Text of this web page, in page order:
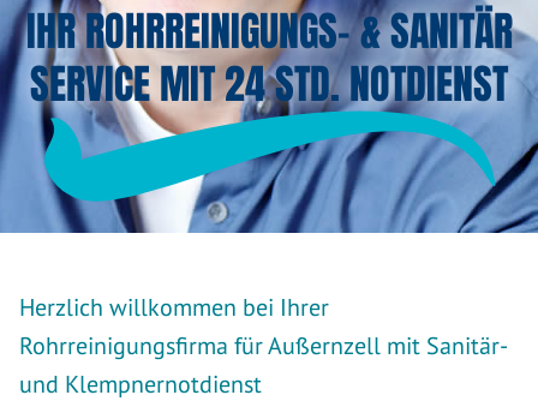
IHR ROHRREINIGUNGS- & SANITÄR
SERVICE MIT 24 STD. NOTDIENST
Herzlich willkommen bei Ihrer
Rohrreinigungsfirma für Außernzell mit Sanitär-
und Klempnernotdienst